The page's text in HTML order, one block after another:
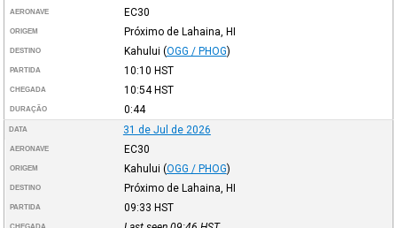
AERONAVE EC30
ORIGEM Próximo de Lahaina, HI
DESTINO Kahului (OGG / PHOG)
PARTIDA 10:10 HST
CHEGADA 10:54HST
DURAÇÃO 0:44
DATA 31 de Jul de 2026
AERONAVE EC30
ORIGEM Kahului (OGG / PHOG)
DESTINO Próximo de Lahaina, HI
PARTIDA 09:33 HST